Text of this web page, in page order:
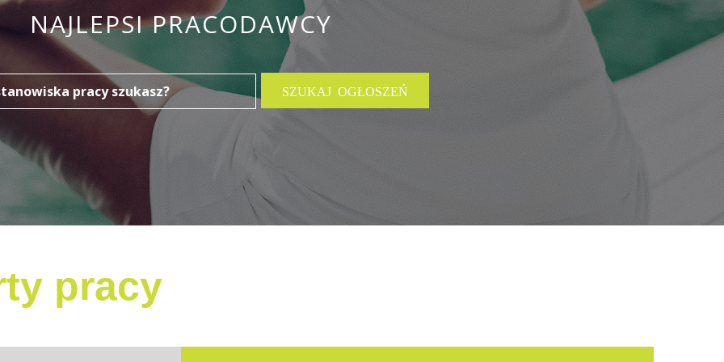
NAJLEPSI PRACODAWCY
pracy